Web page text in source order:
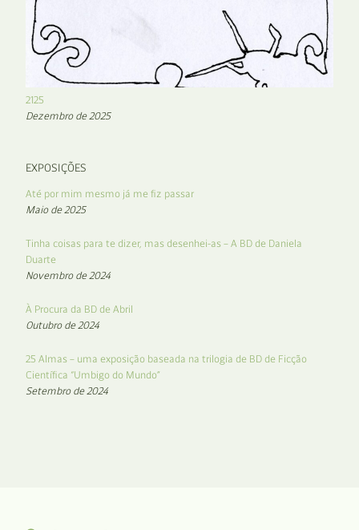
2125
Dezembro de 2025
EXPOSIÇÕES
Até por mim mesmo já me fiz passar
Maio de 2025
Tinha coisas para te dizer, mas desenhei-as – A BD de Daniela
Duarte
Novembro de 2024
À Procura da BD de Abril
Outubro de 2024
25 Almas – uma exposição baseada na trilogia de BD de Ficção
Científica “Umbigo do Mundo”
Setembro de 2024